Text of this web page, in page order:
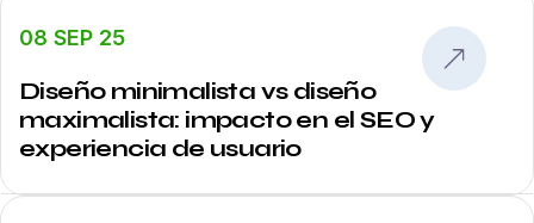
08 SEP 25
Diseño minimalista vs diseño
maximalista: impacto en el SEO y
experiencia de usuario